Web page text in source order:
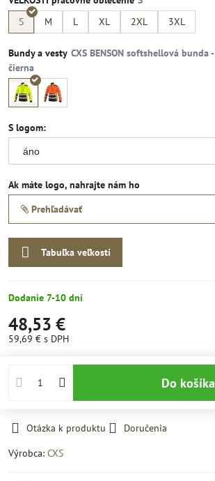
S
M L XL 2XL 3XL
Bundy a vesty
S logom:
Ak máte logo, nahrajte nám ho
Prehľadávať
Tabuľka veľkostí
Dodanie 7-10 dní
48,53 €
59,69 € s DPH
Do košíka
Otázka k produktu
Doručenia
Výrobca: CXS